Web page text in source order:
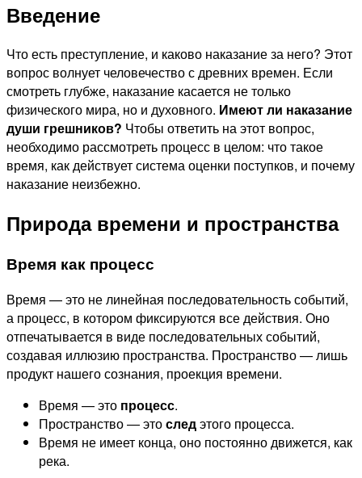
Введение
Что есть преступление, и каково наказание за него? Этот
вопрос волнует человечество с древних времен. Если
смотреть глубже, наказание касается не только
физического мира, но и духовного. Имеют ли наказание
души грешников? Чтобы ответить на этот вопрос,
необходимо рассмотреть процесс в целом: что такое
время, как действует система оценки поступков, и почему
наказание неизбежно.
Природа времени и пространства
Время как процесс
Время — это не линейная последовательность событий,
а процесс, в котором фиксируются все действия. Оно
отпечатывается в виде последовательных событий,
создавая иллюзию пространства. Пространство — лишь
продукт нашего сознания, проекция времени.
Время — это процесс.
Пространство — этоследэтого процесса.
Время не имеет конца, оно постоянно движется, как
река.